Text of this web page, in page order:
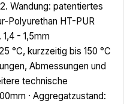
Wandung: patentiertes
Polyurethan HT-PUR
- 1,5mm
°C, kurzzeitig bis 150 °C
Abmessungen und
technische
· Aggregatzustand: